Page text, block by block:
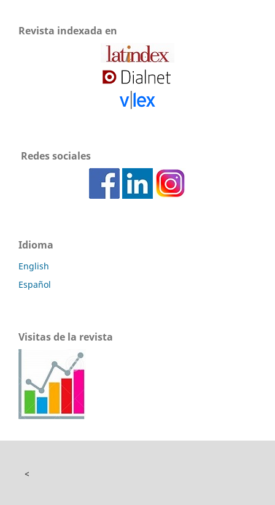
Revista indexada en
Redes sociales
Idioma
English
Español
Visitas de la revista
<